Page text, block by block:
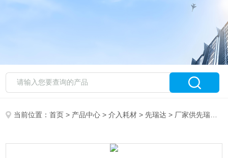
当前位置：首页 > 产品中心 >介入耗材 > 先瑞达 > 厂家供先瑞达外周血栓抽吸导管